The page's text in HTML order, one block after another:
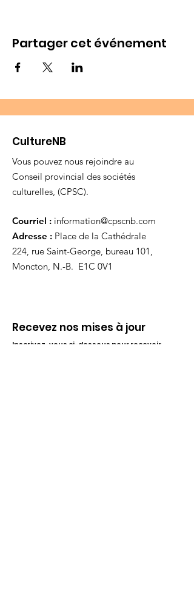
Partager cet événement
CultureNB
Vous pouvez nous rejoindre au
Conseil provincial des sociétés
culturelles, (CPSC).
Courriel : information@cpscnb.com
Adresse : Place de la Cathédrale
224, rue Saint-George, bureau 101,
Moncton, N.-B. E1C 0V1
Recevez nos mises à jour
Inscrivez-vous ci-dessous pour recevoir